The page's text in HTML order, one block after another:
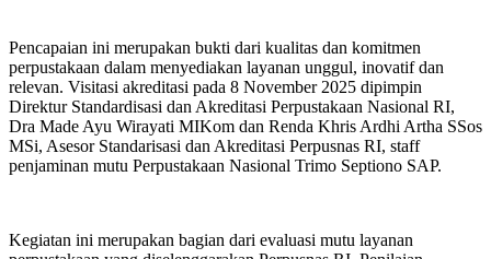
Pencapaian ini merupakan bukti dari kualitas dan komitmen
perpustakaan dalam menyediakan layanan unggul, inovatif dan
relevan. Visitasi akreditasi pada 8 November 2025 dipimpin
Direktur Standardisasi dan Akreditasi Perpustakaan Nasional RI,
Dra Made Ayu Wirayati MIKom dan Renda Khris Ardhi Artha SSos
MSi, Asesor Standarisasi dan Akreditasi Perpusnas RI, staff
penjaminan mutu Perpustakaan Nasional Trimo Septiono SAP.
Kegiatan ini merupakan bagian dari evaluasi mutu layanan